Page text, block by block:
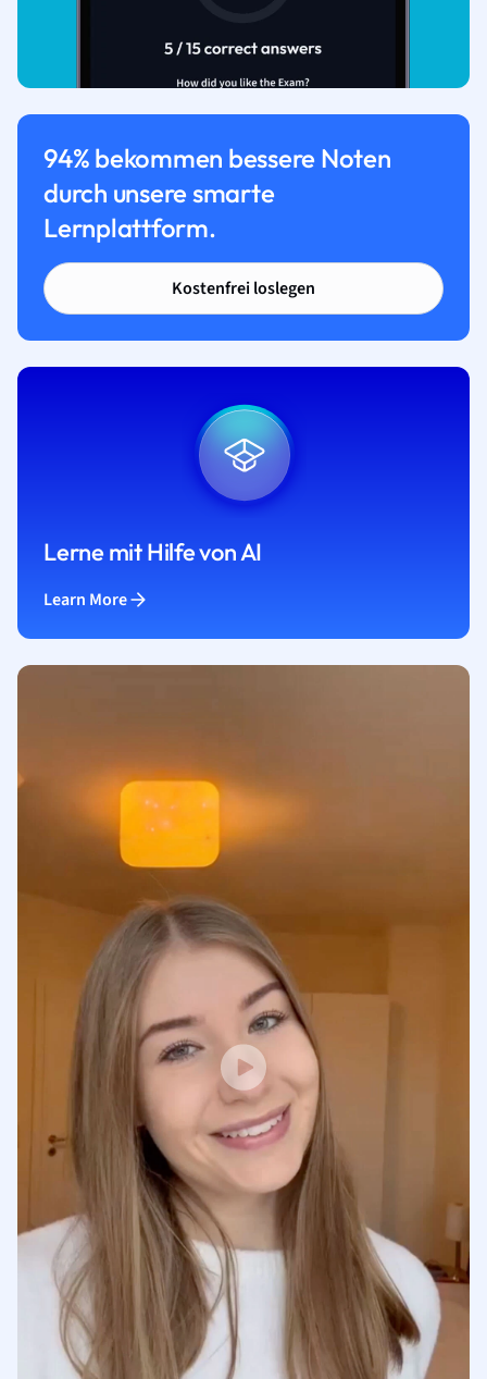
94% bekommen bessere Noten
durch unsere smarte
Lernplattform.
Kostenfrei loslegen
Lerne mit Hilfe von AI
Learn More